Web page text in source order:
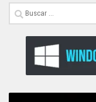
Buscar: